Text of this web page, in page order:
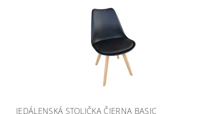
JEDÁLENSKÁ STOLIČKA ČIERNA BASIC